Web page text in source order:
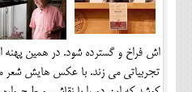
اش فراخ و گسترده شود. در همین
تجربیاتی می زند. با عکس هایش